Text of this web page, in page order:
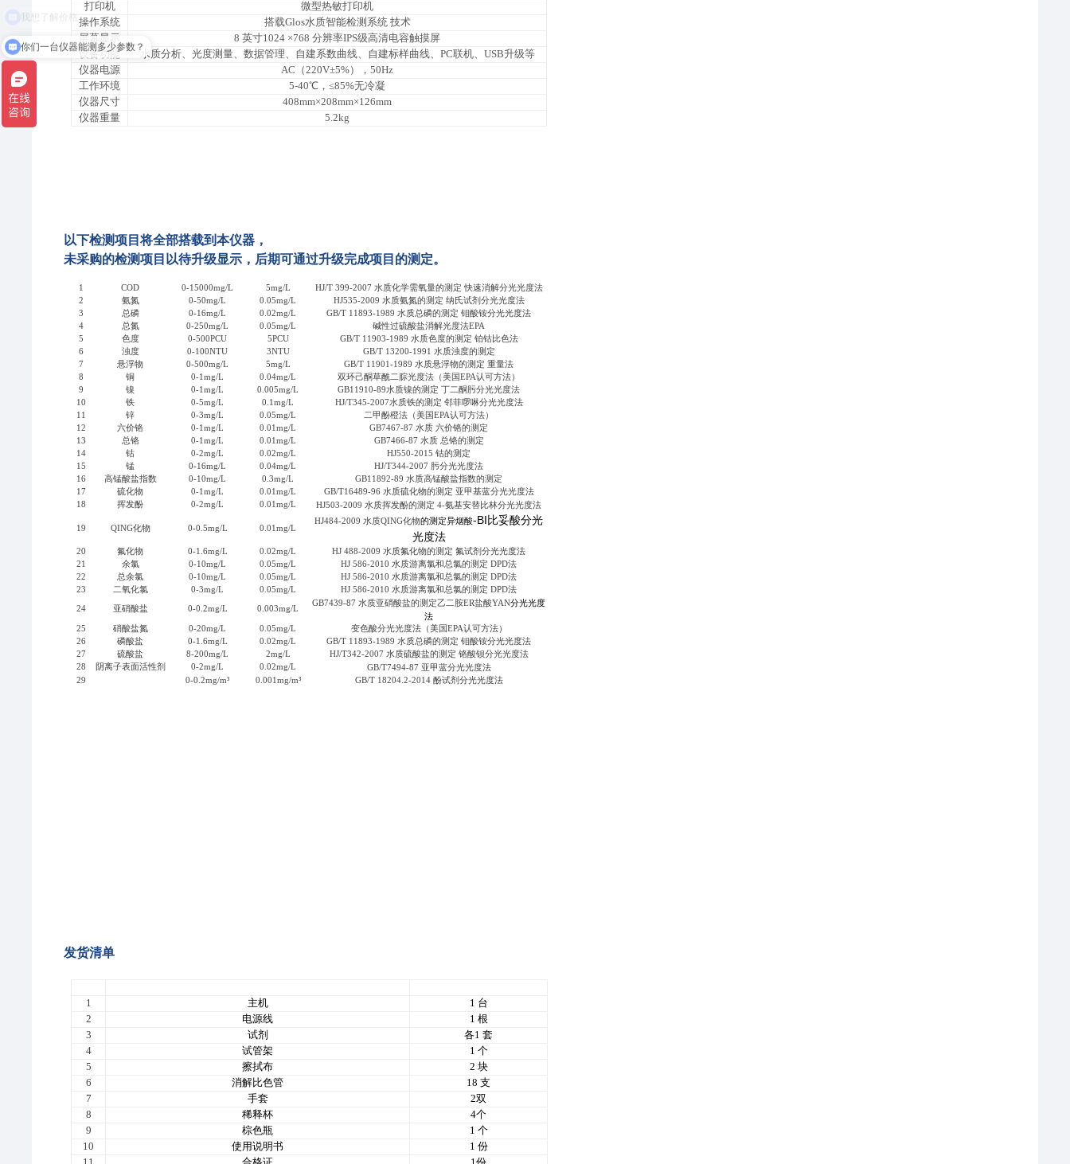
打印机
微型热敏打印机
操作系统
搭载Glos水质智能检测系统 技术
屏幕显示
8 英寸1024 ×768 分辨率IPS级高清电容触摸屏
设备功能
水质分析、光度测量、数据管理、自建系数曲线、自建标样曲线、PC联机、USB升级等
仪器电源
AC（220V±5%），50Hz
工作环境
5-40℃，≤85%无冷凝
仪器尺寸
408mm×208mm×126mm
仪器重量
5.2kg
以下检测项目将全部搭载到本仪器，
未采购的检测项目以待升级显示，后期可通过升级完成项目的测定。
1
COD 0-15000mg/L 5mg/L
HJ/T 399-2007 水质化学需氧量的测定 快速消解分光光度法
2
氨氮 0-50mg/L 0.05mg/L
HJ535-2009 水质氨氮的测定 纳氏试剂分光光度法
3
总磷 0-16mg/L 0.02mg/L
GB/T 11893-1989 水质总磷的测定 钼酸铵分光光度法
4
总氮 0-250mg/L 0.05mg/L
碱性过硫酸盐消解光度法EPA
5
色度 0-500PCU 5PCU
GB/T 11903-1989 水质色度的测定 铂钴比色法
6
浊度 0-100NTU 3NTU
GB/T 13200-1991 水质浊度的测定
7
悬浮物 0-500mg/L 5mg/L
GB/T 11901-1989 水质悬浮物的测定 重量法
8
铜 0-1mg/L 0.04mg/L
双环己酮草酰二腙光度法（美国EPA认可方法）
9
镍 0-1mg/L 0.005mg/L
GB11910-89水质镍的测定 丁二酮肟分光光度法
10
铁 0-5mg/L 0.1mg/L
HJ/T345-2007水质铁的测定 邻菲啰啉分光光度法
11
锌 0-3mg/L 0.05mg/L
二甲酚橙法（美国EPA认可方法）
12
六价铬 0-1mg/L 0.01mg/L
GB7467-87 水质 六价铬的测定
13
总铬 0-1mg/L 0.01mg/L
GB7466-87 水质 总铬的测定
14
钴 0-2mg/L 0.02mg/L
HJ550-2015 钴的测定
15
锰 0-16mg/L 0.04mg/L
HJ/T344-2007 肟分光光度法
16
高锰酸盐指数 0-10mg/L 0.3mg/L
GB11892-89 水质高锰酸盐指数的测定
17
硫化物 0-1mg/L 0.01mg/L
GB/T16489-96 水质硫化物的测定 亚甲基蓝分光光度法
18
挥发酚 0-2mg/L 0.01mg/L HJ503-2009 水质挥发酚的测定 4-氨基安替比林分光光度法
19 QING化物 0-0.5mg/L 0.01mg/L
HJ484-2009 水质QING化物的测定异烟酸-BI比妥酸分光
光度法
20 氟化物 0-1.6mg/L 0.02mg/L
HJ 488-2009 水质氟化物的测定 氟试剂分光光度法
21
余氯 0-10mg/L 0.05mg/L
HJ 586-2010 水质游离氯和总氯的测定 DPD法
22
总余氯 0-10mg/L 0.05mg/L
HJ 586-2010 水质游离氯和总氯的测定 DPD法
23
二氧化氯 0-3mg/L 0.05mg/L HJ 586-2010 水质游离氯和总氯的测定 DPD法
24 亚硝酸盐 0-0.2mg/L 0.003mg/L
GB7439-87 水质亚硝酸盐的测定乙二胺ER盐酸YAN分光光度
法
25 硝酸盐氮 0-20mg/L 0.05mg/L
变色酸分光光度法（美国EPA认可方法）
26
磷酸盐 0-1.6mg/L 0.02mg/L
GB/T 11893-1989 水质总磷的测定 钼酸铵分光光度法
27
硫酸盐 8-200mg/L 2mg/L
HJ/T342-2007 水质硫酸盐的测定 铬酸钡分光光度法
28
阴离子表面活性剂 0-2mg/L 0.02mg/L GB/T7494-87 亚甲蓝分光光度法
29 0-0.2mg/m³ 0.001mg/m³ GB/T 18204.2-2014 酚试剂分光光度法
发货清单
1
主机
1 台
2
电源线
1 根
3
试剂 各1 套
4
试管架
1 个
5
擦拭布
2 块
6
消解比色管 18 支
7
手套
2双
8
稀释杯 4个
9
棕色瓶
1 个
10
使用说明书
1 份
你们一台仪器能测多少参数？